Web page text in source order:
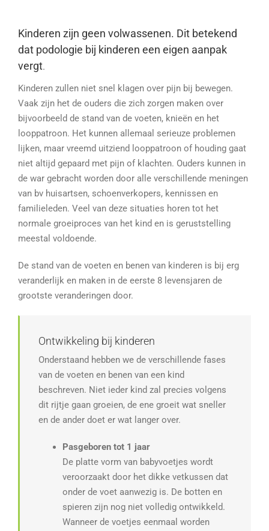
Kinderen zijn geen volwassenen. Dit betekend
dat podologie bij kinderen een eigen aanpak
vergt.
Kinderen zullen niet snel klagen over pijn bij bewegen.
Vaak zijn het de ouders die zich zorgen maken over
bijvoorbeeld de stand van de voeten, knieën en het
looppatroon. Het kunnen allemaal serieuze problemen
lijken, maar vreemd uitziend looppatroon of houding gaat
niet altijd gepaard met pijn of klachten. Ouders kunnen in
de war gebracht worden door alle verschillende meningen
van bv huisartsen, schoenverkopers, kennissen en
familieleden. Veel van deze situaties horen tot het
normale groeiproces van het kind en is geruststelling
meestal voldoende.
De stand van de voeten en benen van kinderen is bij erg
veranderlijk en maken in de eerste 8 levensjaren de
grootste veranderingen door.
Ontwikkeling bij kinderen
Onderstaand hebben we de verschillende fases
van de voeten en benen van een kind
beschreven. Niet ieder kind zal precies volgens
dit rijtje gaan groeien, de ene groeit wat sneller
en de ander doet er wat langer over.
Pasgeboren tot 1 jaar
De platte vorm van babyvoetjes wordt
veroorzaakt door het dikke vetkussen dat
onder de voet aanwezig is. De botten en
spieren zijn nog niet volledig ontwikkeld.
Wanneer de voetjes eenmaal worden